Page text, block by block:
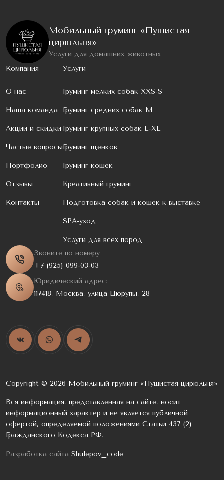
Мобильный груминг «Пушистая
цирюльня»
Услуги для домашних животных
Компания
О нас
Наша команда
Акции и скидки
Частые вопросы
Портфолио
Отзывы
Контакты
Услуги
Груминг мелких собак XXS-S
Груминг средних собак M
Груминг крупных собак L-XL
Груминг щенков
Груминг кошек
Креативный груминг
Подготовка собак и кошек к выставке
SPA-уход
Услуги для всех пород
Звоните по номеру
+7 (925) 099-03-03
Юридический адрес:
117418, Москва, улица Цюрупы, 28
Copyright © 2026 Мобильный груминг «Пушистая цирюльня»
Вся информация, представленная на сайте, носит
информационный характер и не является публичной
офертой, определяемой положениями Статьи 437 (2)
Гражданского Кодекса РФ.
Разработка сайта Shulepov_code